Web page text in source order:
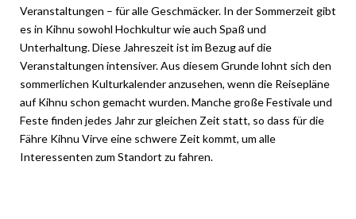
Veranstaltungen – für alle Geschmäcker. In der Sommerzeit gibt
es in Kihnu sowohl Hochkultur wie auch Spaß und
Unterhaltung. Diese Jahreszeit ist im Bezug auf die
Veranstaltungen intensiver. Aus diesem Grunde lohnt sich den
sommerlichen Kulturkalender anzusehen, wenn die Reisepläne
auf Kihnu schon gemacht wurden. Manche große Festivale und
Feste finden jedes Jahr zur gleichen Zeit statt, so dass für die
Fähre Kihnu Virve eine schwere Zeit kommt, um alle
Interessenten zum Standort zu fahren.